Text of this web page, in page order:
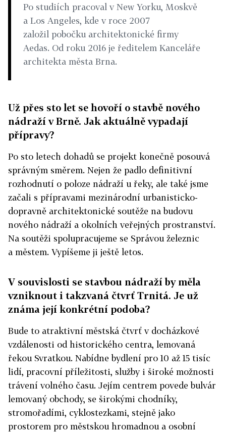
Po studiích pracoval v New Yorku, Moskvě
a Los Angeles, kde v roce 2007
založil pobočku architektonické firmy
Aedas. Od roku 2016 je ředitelem Kanceláře
architekta města Brna.
Už přes sto let se hovoří o stavbě nového
nádraží v Brně. Jak aktuálně vypadají
přípravy?
Po sto letech dohadů se projekt konečně posouvá
správným směrem. Nejen že padlo definitivní
rozhodnutí o poloze nádraží u řeky, ale také jsme
začali s přípravami mezinárodní urbanisticko-
dopravně architektonické soutěže na budovu
nového nádraží a okolních veřejných prostranství.
Na soutěži spolupracujeme se Správou železnic
a městem. Vypíšeme ji ještě letos.
V souvislosti se stavbou nádraží by měla
vzniknout i takzvaná čtvrť Trnitá. Je už
známa její konkrétní podoba?
Bude to atraktivní městská čtvrť v docházkové
vzdálenosti od historického centra, lemovaná
řekou Svratkou. Nabídne bydlení pro 10 až 15 tisíc
lidí, pracovní příležitosti, služby i široké možnosti
trávení volného času. Jejím centrem povede bulvár
lemovaný obchody, se širokými chodníky,
stromořadími, cyklostezkami, stejně jako
prostorem pro městskou hromadnou a osobní